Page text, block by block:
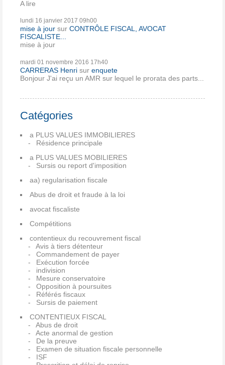
A lire
lundi 16 janvier 2017 09h00
mise à jour sur CONTRÔLE FISCAL, AVOCAT
FISCALISTE...
mise à jour
mardi 01 novembre 2016 17h40
CARRERAS Henri sur enquete
Bonjour J'ai reçu un AMR sur lequel le prorata des parts...
Catégories
a PLUS VALUES IMMOBILIERES
Résidence principale
a PLUS VALUES MOBILIERES
Sursis ou report d'imposition
aa) regularisation fiscale
Abus de droit et fraude à la loi
avocat fiscaliste
Compétitions
contentieux du recouvrement fiscal
Avis à tiers détenteur
Commandement de payer
Exécution forcée
indivision
Mesure conservatoire
Opposition à poursuites
Référés fiscaux
Sursis de paiement
CONTENTIEUX FISCAL
Abus de droit
Acte anormal de gestion
De la preuve
Examen de situation fiscale personnelle
ISF